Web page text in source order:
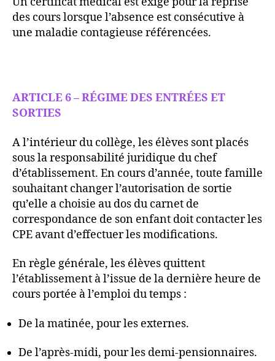
des cours lorsque l’absence est consécutive à
une maladie contagieuse référencées.
ARTICLE 6 – RÉGIME DES ENTRÉES ET
SORTIES
A l’intérieur du collège, les élèves sont placés
sous la responsabilité juridique du chef
d’établissement. En cours d’année, toute famille
souhaitant changer l’autorisation de sortie
qu’elle a choisie au dos du carnet de
correspondance de son enfant doit contacter les
CPE avant d’effectuer les modifications.
En règle générale, les élèves quittent
l’établissement à l’issue de la dernière heure de
cours portée à l’emploi du temps :
De la matinée, pour les externes.
De l’après-midi, pour les demi-pensionnaires.